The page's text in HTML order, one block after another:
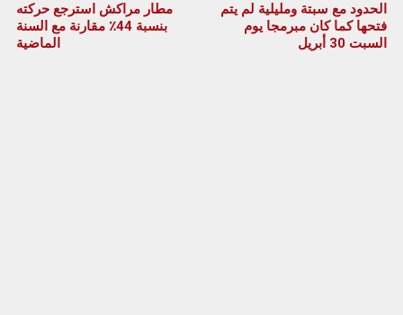
الحدود مع سبتة ومليلية لم يتم
فتحها كما كان مبرمجا يوم
السبت 30 أبريل
مطار مراكش استرجع حركته
بنسبة 44٪؜ مقارنة مع السنة
الماضية